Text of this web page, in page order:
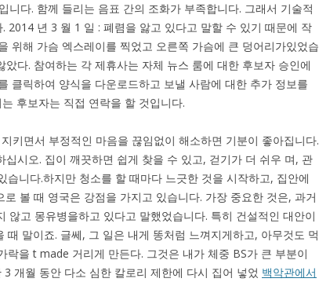
니다. 함께 들리는 음표 간의 조화가 부족합니다. 그래서 기술적
2014 년 3 월 1 일 : 폐렴을 앓고 있다고 말할 수 있기 때문에 작
위해 가슴 엑스레이를 찍었고 오른쪽 가슴에 큰 덩어리가있었습
았다. 참여하는 각 제휴사는 자체 뉴스 룸에 대한 후보자 승인에
클릭하여 양식을 다운로드하고 보낼 사람에 대한 추가 정보를
후보자는 직접 연락을 할 것입니다.
키면서 부정적인 마음을 끊임없이 해소하면 기분이 좋아집니다.
십시오. 집이 깨끗하면 쉽게 찾을 수 있고, 걷기가 더 쉬우 며, 관
습니다.하지만 청소를 할 때마다 느긋한 것을 시작하고, 집안에
볼 때 영국은 강점을 가지고 있습니다. 가장 중요한 것은, 과거
않고 몽유병을하고 있다고 말했었습니다. 특히 건설적인 대안이
때 말이죠. 글쎄, 그 일은 내게 똥처럼 느껴지게하고, 아무것도 먹
락을 t made 거리게 만든다. 그것은 내가 체중 BS가 큰 부분이
개월 동안 다소 심한 칼로리 제한에 다시 집어 넣었 백악관에서